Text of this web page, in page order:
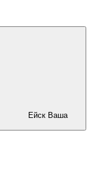
Ейск Ваша